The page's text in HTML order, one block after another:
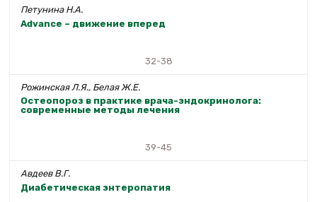
Петунина Н.А.
Advance – движение вперед
32-38
Рожинская Л.Я., Белая Ж.Е.
Остеопороз в практике врача-эндокринолога:
современные методы лечения
39-45
Авдеев В.Г.
Диабетическая энтеропатия